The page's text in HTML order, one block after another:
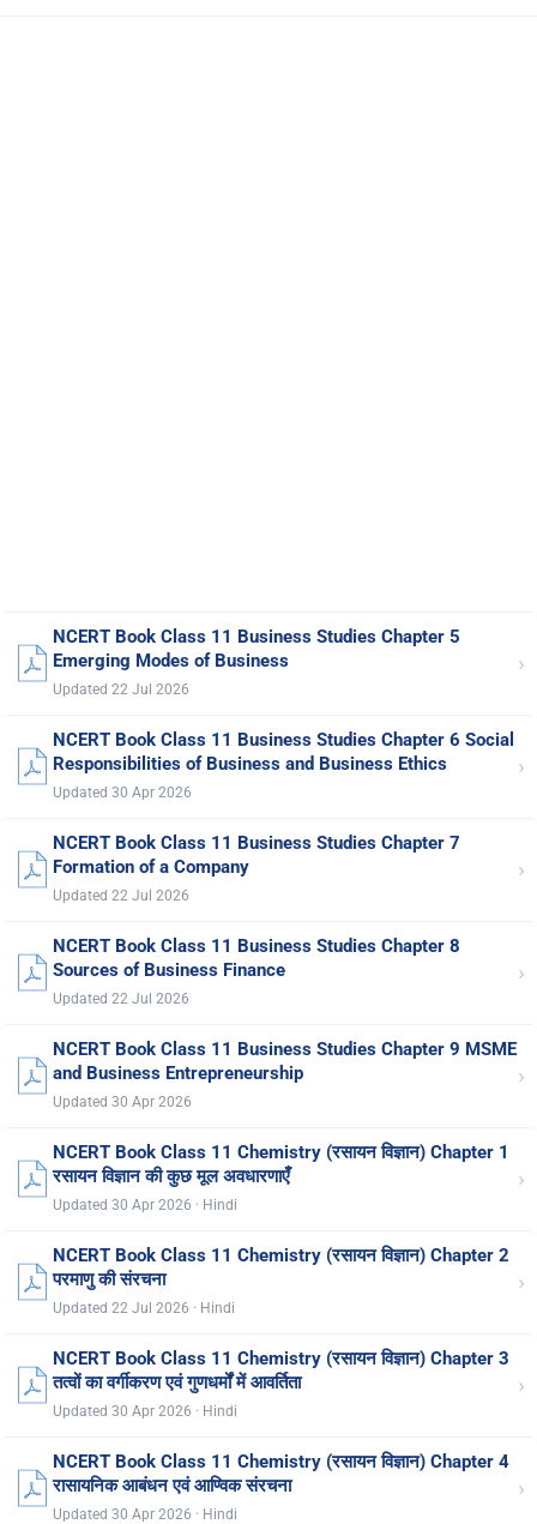
NCERT Book Class 11 Business Studies Chapter 5
Emerging Modes of Business
Updated 22 Jul 2026
›
NCERT Book Class 11 Business Studies Chapter 6 Social
Responsibilities of Business and Business Ethics
Updated 30 Apr 2026
›
NCERT Book Class 11 Business Studies Chapter 7
Formation of a Company
Updated 22 Jul 2026
›
NCERT Book Class 11 Business Studies Chapter 8
Sources of Business Finance
Updated 22 Jul 2026
›
NCERT Book Class 11 Business Studies Chapter 9 MSME
and Business Entrepreneurship
Updated 30 Apr 2026
›
NCERT Book Class 11 Chemistry (रसायन विज्ञान) Chapter 1
रसायन विज्ञान की कुछ मूल अवधारणाएँ
Updated 30 Apr 2026 · Hindi
›
NCERT Book Class 11 Chemistry (रसायन विज्ञान) Chapter 2
परमाणु की संरचना
Updated 22 Jul 2026 · Hindi
›
NCERT Book Class 11 Chemistry (रसायन विज्ञान) Chapter 3
तत्वों का वर्गीकरण एवं गुणधर्मों में आवर्तिता
Updated 30 Apr 2026 · Hindi
›
NCERT Book Class 11 Chemistry (रसायन विज्ञान) Chapter 4
रासायनिक आबंधन एवं आण्विक संरचना
Updated 30 Apr 2026 · Hindi
›